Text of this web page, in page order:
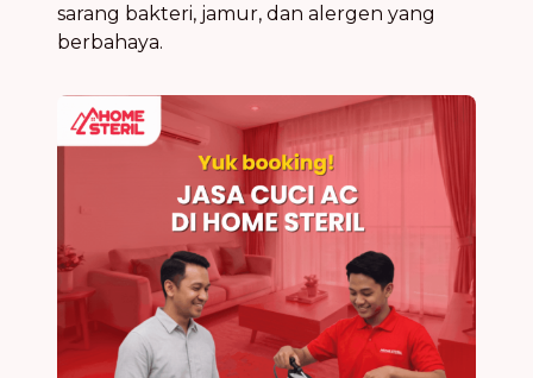
sarang bakteri, jamur, dan alergen yang
berbahaya.